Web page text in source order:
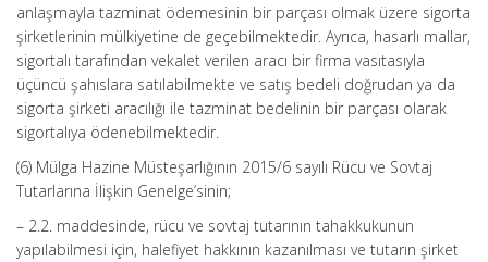
anlaşmayla tazminat ödemesinin bir parçası olmak üzere sigorta
şirketlerinin mülkiyetine de geçebilmektedir. Ayrıca, hasarlı mallar,
sigortalı tarafından vekalet verilen aracı bir firma vasıtasıyla
üçüncü şahıslara satılabilmekte ve satış bedeli doğrudan ya da
sigorta şirketi aracılığı ile tazminat bedelinin bir parçası olarak
sigortalıya ödenebilmektedir.
(6) Mülga Hazine Müsteşarlığının 2015/6 sayılı Rücu ve Sovtaj
Tutarlarına İlişkin Genelge’sinin;
– 2.2. maddesinde, rücu ve sovtaj tutarının tahakkukunun
yapılabilmesi için, halefiyet hakkının kazanılması ve tutarın şirket